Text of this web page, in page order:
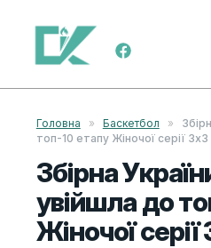
Skip to content
Main Navigation
Головна » Баскетбол »
топ-10 етапу Жіночої серії 3х3
Збірна
увійшла до
Жіночої серії